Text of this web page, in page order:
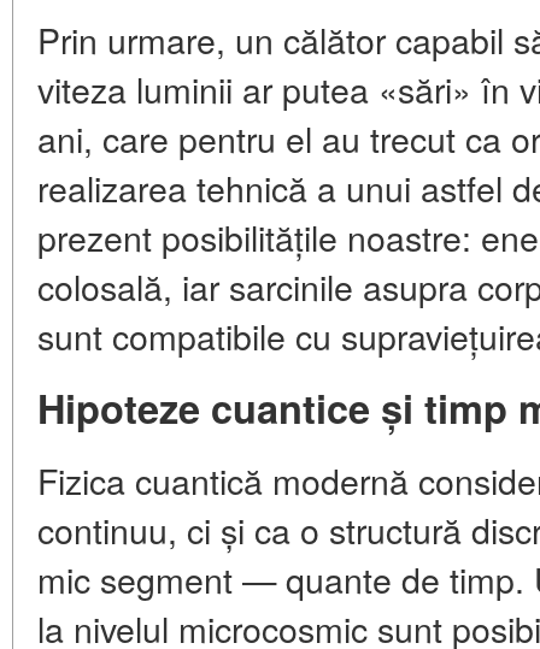
Prin urmare, un călător capabil
viteza luminii ar putea «sări» în
ani, care pentru el au trecut ca
realizarea tehnică a unui astfel
prezent posibilitățile noastre:
colosală, iar sarcinile asupra
sunt compatibile cu
Hipoteze cuantice și timp
Fizica cuantică modernă
continuu, ci și ca o structură
mic segment — quante de timp.
la nivelul microcosmic sunt